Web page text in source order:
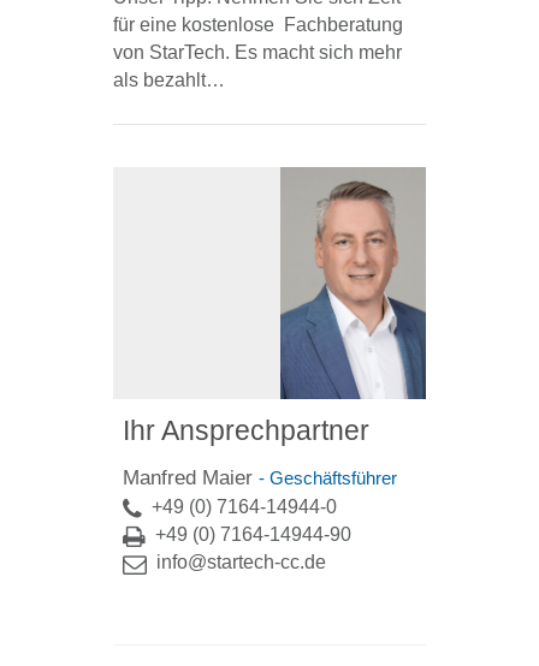
für eine kostenlose Fachberatung
von StarTech. Es macht sich mehr
als bezahlt…
Ihr Ansprechpartner
Manfred Maier - Geschäftsführer
+49 (0) 7164-14944-0
+49 (0) 7164-14944-90
info@startech-cc.de